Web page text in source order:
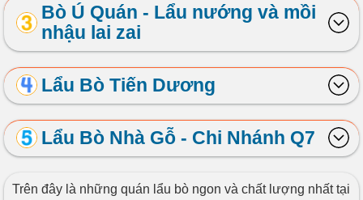
Bò Ú Quán - Lẩu nướng và mồi
nhậu lai zai
Lẩu Bò Tiến Dương
Lẩu Bò Nhà Gỗ - Chi Nhánh Q7
Trên đây là những quán lẩu bò ngon và chất lượng nhất tại